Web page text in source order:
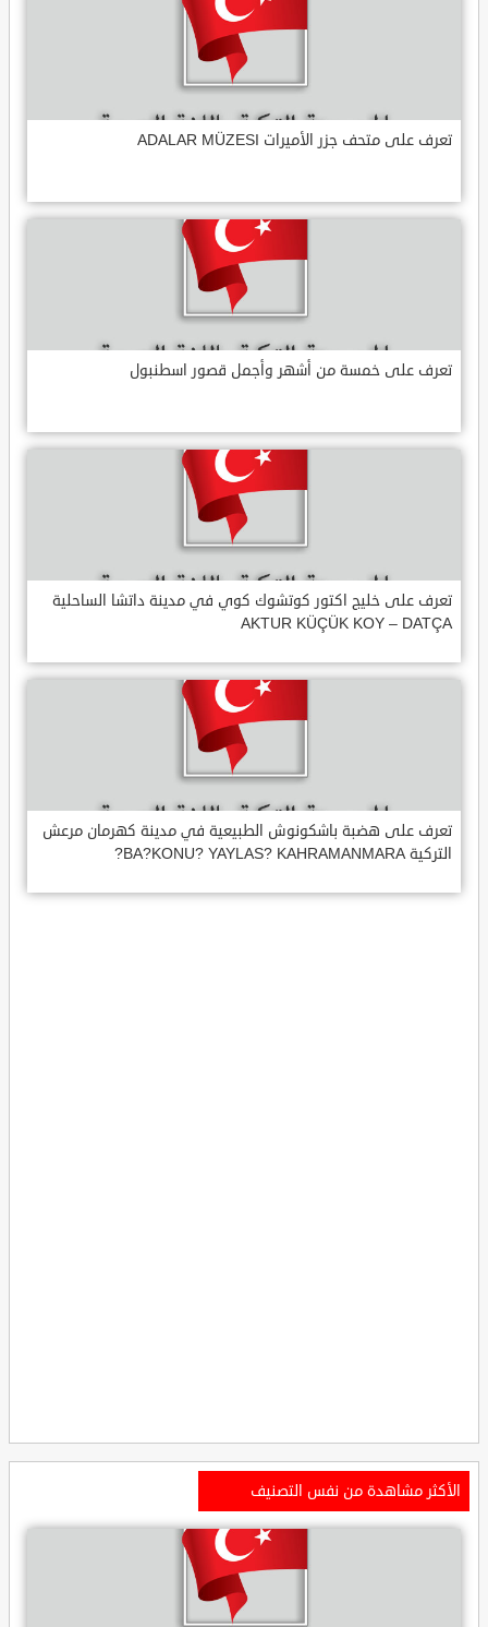
تعرف على متحف جزر الأميرات ADALAR MÜZESI
تعرف على خمسة من أشهر وأجمل قصور اسطنبول
تعرف على خليج اكتور كوتشوك كوي في مدينة داتشا الساحلية
AKTUR KÜÇÜK KOY – DATÇA
تعرف على هضبة باشكونوش الطبيعية في مدينة كهرمان مرعش
التركية BA?KONU? YAYLAS? KAHRAMANMARA?
الأكثر مشاهدة من نفس التصنيف